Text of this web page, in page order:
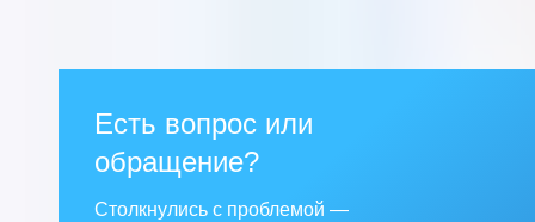
Есть вопрос или
обращение?
Столкнулись с проблемой —